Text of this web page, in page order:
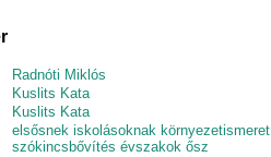
Radnóti Miklós
Kuslits Kata
Kuslits Kata
elsősnek iskolásoknak környezetismeret
szókincsbővítés évszakok ősz